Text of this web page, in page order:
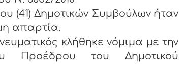
(41) Δημοτικών Συμβούλων ήταν
απαρτία.
κλήθηκε νόμιμα με την
του Δημοτικού